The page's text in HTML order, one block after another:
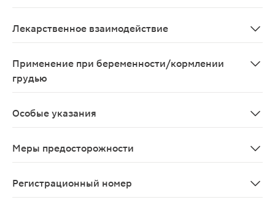
Лекарственное взаимодействие
Применение при беременности/кормлении
грудью
Особые указания
Меры предосторожности
Регистрационный номер